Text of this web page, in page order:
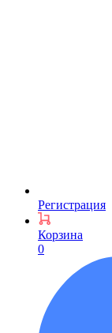
Регистрация
Корзина
0